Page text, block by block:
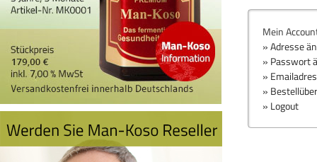
Mein
» Adresse
» Passwort
»
»
» Logout